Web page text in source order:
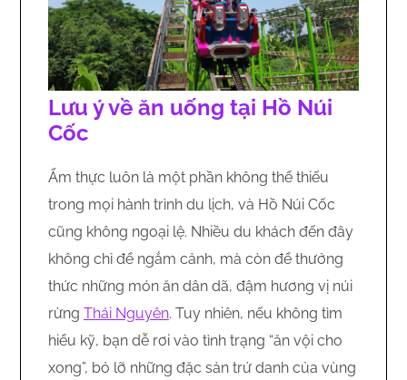
Lưu ý về ăn uống tại Hồ Núi
Cốc
Ẩm thực luôn là một phần không thể thiếu
trong mọi hành trình du lịch, và Hồ Núi Cốc
cũng không ngoại lệ. Nhiều du khách đến đây
không chỉ để ngắm cảnh, mà còn để thưởng
thức những món ăn dân dã, đậm hương vị núi
rừng Thái Nguyên. Tuy nhiên, nếu không tìm
hiểu kỹ, bạn dễ rơi vào tình trạng “ăn vội cho
xong”, bỏ lỡ những đặc sản trứ danh của vùng